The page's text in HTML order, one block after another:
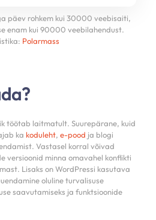
päev rohkem kui 30000 veebisaiti,
enam kui 90000 veebilahendust.
Polarmass
töötab laitmatult. Suurepärane, kuid
ka koduleht, e-pood ja blogi
Vastasel korral võivad
versioonid minna omavahel konflikti
Lisaks on WordPressi kasutava
oluline turvalisuse
saavutamiseks ja funktsioonide